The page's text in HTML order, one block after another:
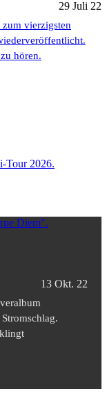
29 Juli 22
vierzigsten
hören.
13 Okt. 22